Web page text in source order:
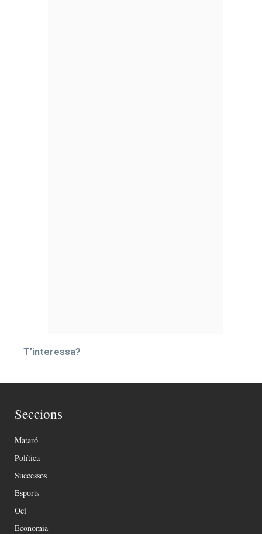
T’interessa?
Seccions
Mataró
Política
Successos
Esports
Oci
Economia